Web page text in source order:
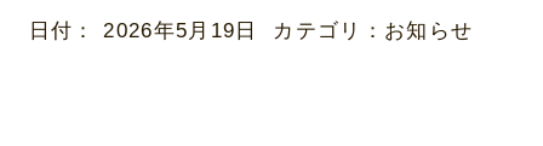
日付：2026年5月19日 カテゴリ： お知らせ